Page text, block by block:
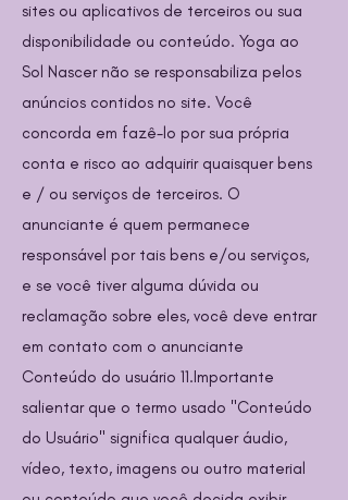
sites ou aplicativos de terceiros ou sua
disponibilidade ou conteúdo. Yoga ao
Sol Nascer não se responsabiliza pelos
anúncios contidos no site. Você
concorda em fazê-lo por sua própria
conta e risco ao adquirir quaisquer bens
e / ou serviços de terceiros. O
anunciante é quem permanece
responsável por tais bens e/ou serviços,
e se você tiver alguma dúvida ou
reclamação sobre eles, você deve entrar
em contato com o anunciante
Conteúdo do usuário 11.Importante
salientar que o termo usado "Conteúdo
do Usuário" significa qualquer áudio,
vídeo, texto, imagens ou outro material